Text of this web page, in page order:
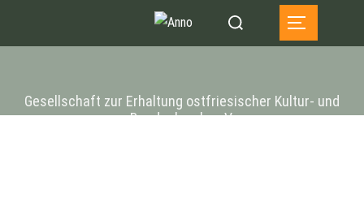
Gesellschaft zur Erhaltung ostfriesischer Kultur- und
Baudenkmale e.V.
Suchen